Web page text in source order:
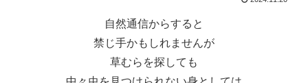
自然通信からすると
禁じ手かもしれませんが
草むらを探しても